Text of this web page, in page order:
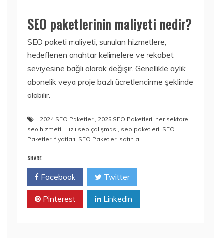
SEO paketlerinin maliyeti nedir?
SEO paketi maliyeti, sunulan hizmetlere,
hedeflenen anahtar kelimelere ve rekabet
seviyesine bağlı olarak değişir. Genellikle aylık
abonelik veya proje bazlı ücretlendirme şeklinde
olabilir.
2024 SEO Paketleri, 2025 SEO Paketleri, her sektöre
seo hizmeti, Hızlı seo çalışması, seo paketleri, SEO
Paketleri fiyatları, SEO Paketleri satın al
SHARE
Facebook Twitter
Pinterest Linkedin